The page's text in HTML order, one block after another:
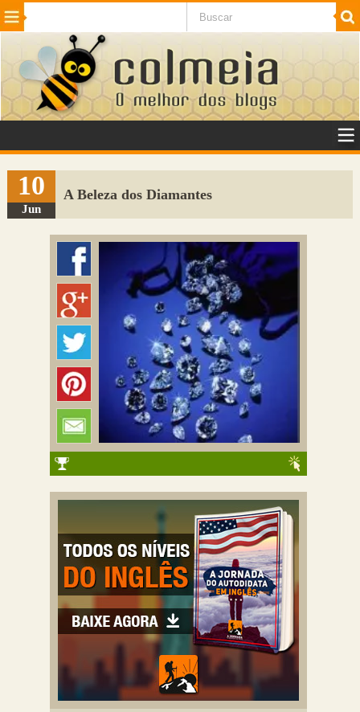
Beleza Cinema e TV
Internet Jogos NotÃ­cias SaÃºde
VeÃ­culos Adulto
Sugerir Link
Adicionar Blog
Colmeia Exchange
10
Jun
A Beleza dos Diamantes